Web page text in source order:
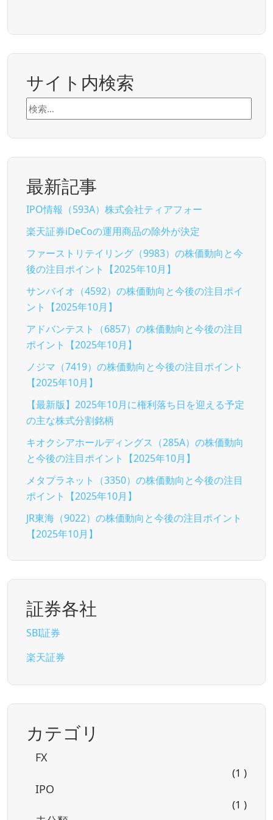
サイト内検索
検
索:
最新記事
IPO情報（593A）株式会社ティアフォー
楽天証券iDeCoの運用商品の除外が決定
ファーストリテイリング（9983）の株価動向と今
後の注目ポイント【2025年10月】
サンバイオ（4592）の株価動向と今後の注目ポイ
ント【2025年10月】
アドバンテスト（6857）の株価動向と今後の注目
ポイント【2025年10月】
ノジマ（7419）の株価動向と今後の注目ポイント
【2025年10月】
【最新版】2025年10月に権利落ち日を迎える予定
の主な株式分割銘柄
キオクシアホールディングス（285A）の株価動向
と今後の注目ポイント【2025年10月】
メタプラネット（3350）の株価動向と今後の注目
ポイント【2025年10月】
JR東海（9022）の株価動向と今後の注目ポイント
【2025年10月】
証券各社
SBI証券
楽天証券
カテゴリ
FX
(1 )
IPO
(1 )